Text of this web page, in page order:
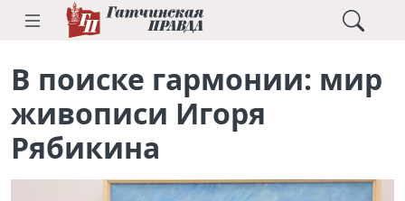
В поиске гармонии: мир
живописи Игоря
Рябикина